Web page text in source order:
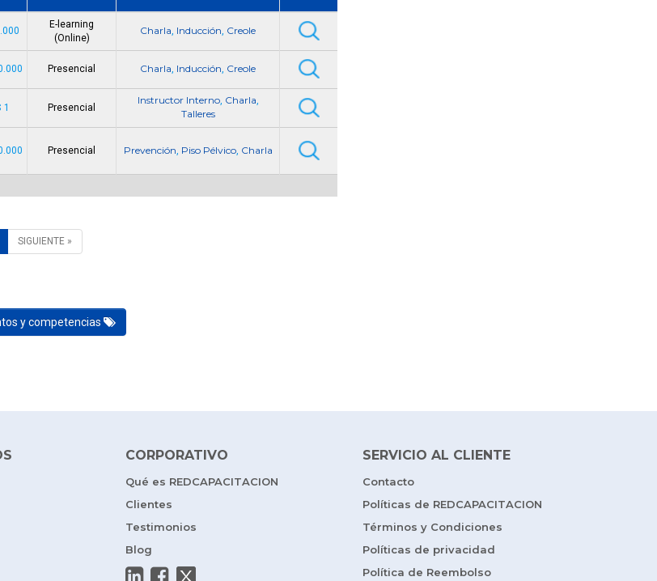
E-learning
(Online)
Charla, Inducción, Creole
Presencial Charla, Inducción, Creole
1 Presencial
Instructor Interno, Charla,
Talleres
Presencial Prevención, Piso Pélvico, Charla
SIGUIENTE »
y competencias
CORPORATIVO
Qué es REDCAPACITACION
Clientes
Testimonios
Blog
SERVICIO AL CLIENTE
Contacto
Políticas de REDCAPACITACION
Términos y Condiciones
Políticas de privacidad
Política de Reembolso